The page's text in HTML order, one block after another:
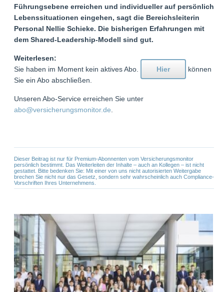
Führungsebene erreichen und individueller auf persönliche
Lebenssituationen eingehen, sagt die Bereichsleiterin
Personal Nellie Schieke. Die bisherigen Erfahrungen mit
dem Shared-Leadership-Modell sind gut.
Weiterlesen:
Sie haben im Moment kein aktives Abo.
Hier
können
Sie ein Abo abschließen.
Unseren Abo-Service erreichen Sie unter
abo@versicherungsmonitor.de
Dieser Beitrag ist nur für Premium-Abonnenten vom Versicherungsmonitor
persönlich bestimmt. Das Weiterleiten der Inhalte – auch an Kollegen – ist nicht
gestattet. Bitte bedenken Sie: Mit einer von uns nicht autorisierten Weitergabe
brechen Sie nicht nur das Gesetz, sondern sehr wahrscheinlich auch Compliance-
Vorschriften Ihres Unternehmens.